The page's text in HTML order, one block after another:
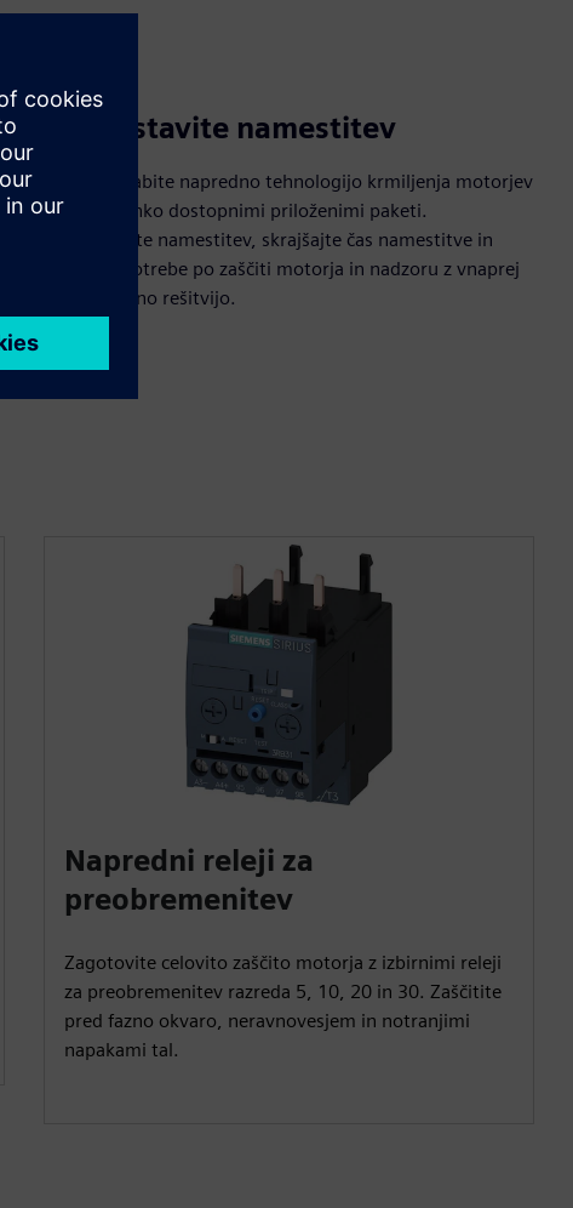
Poenostavite namestitev
Hitro uporabite napredno tehnologijo krmiljenja motorjev
z našimi lahko dostopnimi priloženimi paketi.
Poenostavite namestitev, skrajšajte čas namestitve in
izpolnite potrebe po zaščiti motorja in nadzoru z vnaprej
konfigurirano rešitvijo.
Napredni releji za
preobremenitev
Zagotovite celovito zaščito motorja z izbirnimi releji
za preobremenitev razreda 5, 10, 20 in 30. Zaščitite
pred fazno okvaro, neravnovesjem in notranjimi
napakami tal.